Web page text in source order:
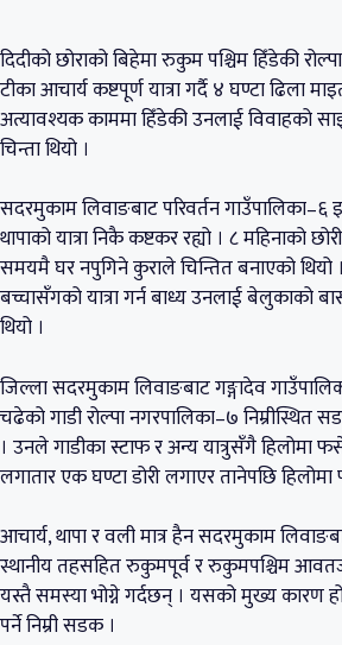
दिदीको छोराको बिहेमा रुकुम पश्चिम हिँडेकी
टीका आचार्य कष्टपूर्ण यात्रा गर्दै ४ घण्टा ढिला
अत्यावश्यक काममा हिँडेकी उनलाई विवाहको
चिन्ता थियो ।
सदरमुकाम लिवाङबाट परिवर्तन गाउँपालिका–६
थापाको यात्रा निकै कष्टकर रह्यो । ८ महिनाको
समयमै घर नपुगिने कुराले चिन्तित बनाएको थियो
बच्चासँगको यात्रा गर्न बाध्य उनलाई बेलुकाको
थियो ।
जिल्ला सदरमुकाम लिवाङबाट गङ्गादेव
चढेको गाडी रोल्पा नगरपालिका–७ निम्रीस्थित
। उनले गाडीका स्टाफ र अन्य यात्रुसँगै हिलोमा
लगातार एक घण्टा डोरी लगाएर तानेपछि
आचार्य, थापा र वली मात्र हैन सदरमुकाम
स्थानीय तहसहित रुकुमपूर्व र रुकुमपश्चिम
यस्तै समस्या भोग्ने गर्दछन् । यसको मुख्य कारण
पर्ने निम्री सडक ।